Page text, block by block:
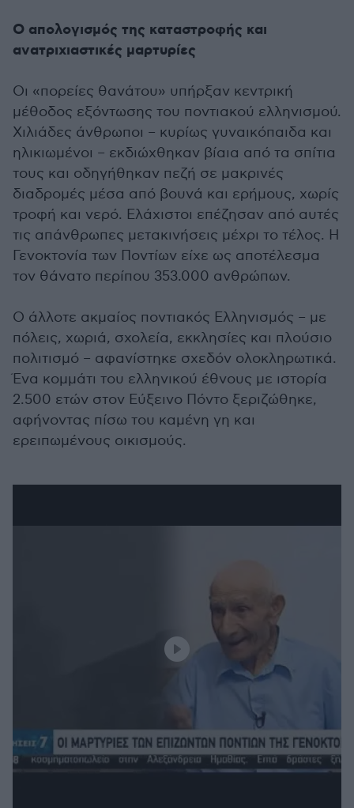
Ο απολογισμός της καταστροφής και
ανατριχιαστικές μαρτυρίες
Οι «πορείες θανάτου» υπήρξαν κεντρική
μέθοδος εξόντωσης του ποντιακού ελληνισμού.
Χιλιάδες άνθρωποι – κυρίως γυναικόπαιδα και
ηλικιωμένοι – εκδιώχθηκαν βίαια από τα σπίτια
τους και οδηγήθηκαν πεζή σε μακρινές
διαδρομές μέσα από βουνά και ερήμους, χωρίς
τροφή και νερό. Ελάχιστοι επέζησαν από αυτές
τις απάνθρωπες μετακινήσεις μέχρι το τέλος. Η
Γενοκτονία των Ποντίων είχε ως αποτέλεσμα
τον θάνατο περίπου 353.000 ανθρώπων.
Ο άλλοτε ακμαίος ποντιακός Ελληνισμός – με
πόλεις, χωριά, σχολεία, εκκλησίες και πλούσιο
πολιτισμό – αφανίστηκε σχεδόν ολοκληρωτικά.
Ένα κομμάτι του ελληνικού έθνους με ιστορία
2.500 ετών στον Εύξεινο Πόντο ξεριζώθηκε,
αφήνοντας πίσω του καμένη γη και
ερειπωμένους οικισμούς.